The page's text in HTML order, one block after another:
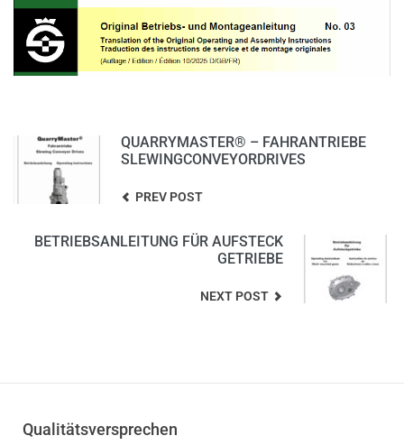
QUARRYMASTER® – FAHRANTRIEBE
SLEWINGCONVEYORDRIVES
PREV POST
BETRIEBSANLEITUNG FÜR AUFSTECK
GETRIEBE
NEXT POST
Qualitätsversprechen